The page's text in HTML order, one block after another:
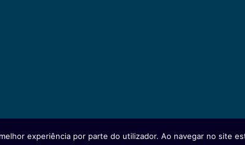
os direitos reservados Ficha
experiência por parte do utilizador. Ao navegar no site